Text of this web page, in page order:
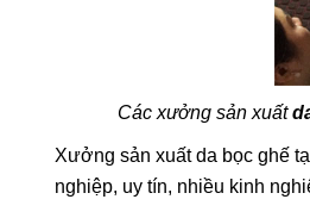
Các xưởng sản xuất
Xưởng sản xuất da bọc ghế
nghiệp, uy tín, nhiều kinh